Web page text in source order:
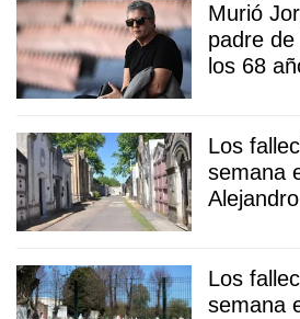
Murió
padre
los 68
Los
semana
Los
semana